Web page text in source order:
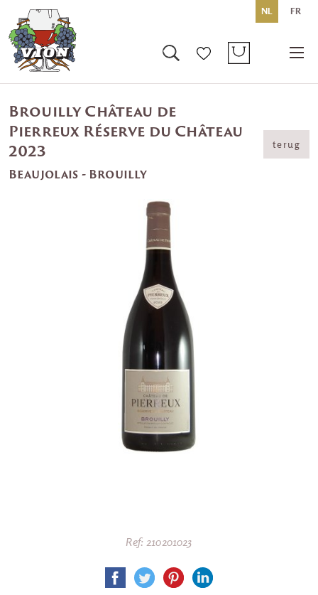
NL FR
Brouilly Château de
Pierreux Réserve du Château
2023
Beaujolais - Brouilly
terug
Ref: 210201023